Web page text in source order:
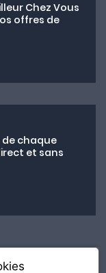
Chez Vous
offres de
de chaque
et sans